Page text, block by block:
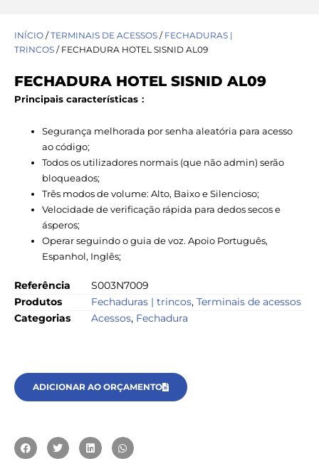
INÍCIO /TERMINAIS DE ACESSOS / FECHADURAS |
TRINCOS / FECHADURA HOTEL SISNID AL09
FECHADURA HOTEL SISNID AL09
Principais características：
Segurança melhorada por senha aleatória para acesso
ao código;
Todos os utilizadores normais (que não admin) serão
bloqueados;
Três modos de volume: Alto, Baixo e Silencioso;
Velocidade de verificação rápida para dedos secos e
ásperos;
Operar seguindo o guia de voz. Apoio Português,
Espanhol, Inglês;
Referência
S003N7009
Produtos
Fechaduras | trincos, Terminais de acessos
Categorias
Acessos, Fechadura
ADICIONAR AO ORÇAMENTO